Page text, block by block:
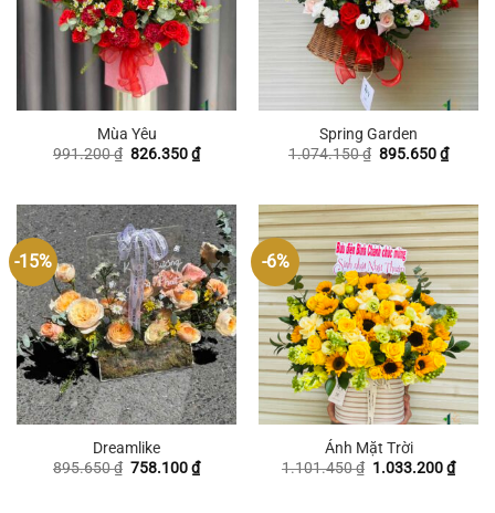
Mùa Yêu
991.200₫ Giá
826.350₫Giá
hiện
826.350 ₫.
Spring Garden
1.074.150₫ Giá
895.650₫Giá
hiện
-15%
Dreamlike
895.650₫ Giá
758.100₫Giá
hiện
-6%
Ánh Mặt Trời
1.101.450₫ Giá
1.033.200₫Giá
hiện